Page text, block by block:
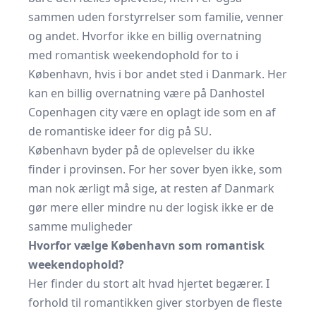
sammen uden forstyrrelser som familie, venner
og andet. Hvorfor ikke en billig overnatning
med romantisk weekendophold for to i
København, hvis i bor andet sted i Danmark. Her
kan en billig overnatning være på Danhostel
Copenhagen city være en oplagt ide som en af
de romantiske ideer for dig på SU.
København byder på de oplevelser du ikke
finder i provinsen. For her sover byen ikke, som
man nok ærligt må sige, at resten af Danmark
gør mere eller mindre nu der logisk ikke er de
samme muligheder
Hvorfor vælge København som romantisk
weekendophold?
Her finder du stort alt hvad hjertet begærer. I
forhold til romantikken giver storbyen de fleste